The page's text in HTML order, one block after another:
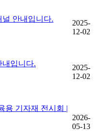
안내입니다.
2025-
12-02
내입니다.
2025-
12-02
용 기자재 전시회 |
2026-
05-13